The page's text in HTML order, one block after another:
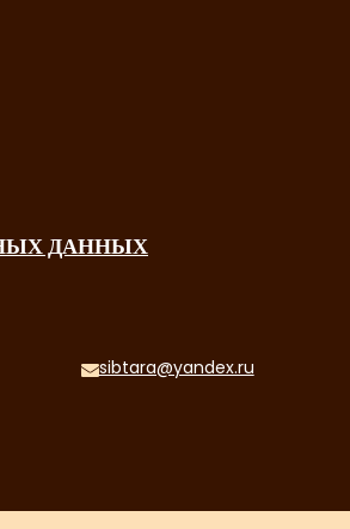
ДАННЫХ
sibtara@yandex.ru